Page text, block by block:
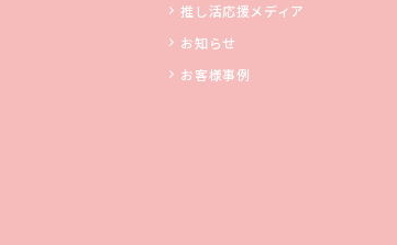
推し活応援メディア
お知らせ
お客様事例